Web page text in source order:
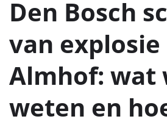
Den Bosch
van
Almhof: wat
weten en